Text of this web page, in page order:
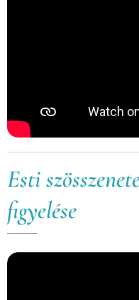
Esti
figyelése